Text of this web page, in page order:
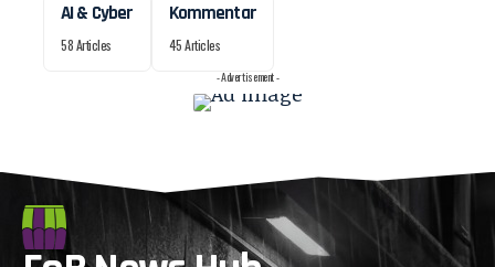
AI & Cyber
58 Articles
Kommentar
45 Articles
- Advertisement -